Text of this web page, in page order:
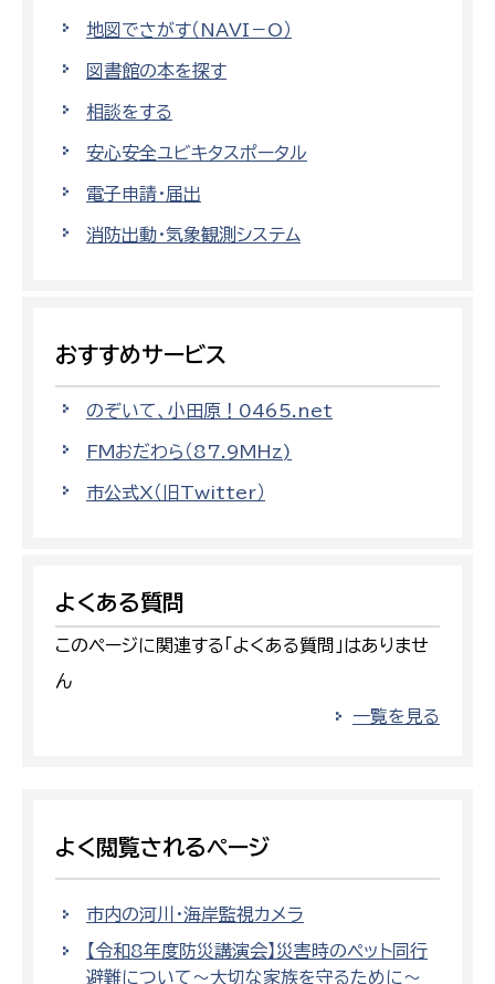
地図でさがす（NAVI－O）
図書館の本を探す
相談をする
安心安全ユビキタスポータル
電子申請・届出
消防出動・気象観測システム
おすすめサービス
のぞいて、小田原！0465.net
FMおだわら（87.9MHz)
市公式X（旧Twitter）
よくある質問
このページに関連する「よくある質問」はありませ
ん
一覧を見る
よく閲覧されるページ
市内の河川・海岸監視カメラ
【令和8年度防災講演会】災害時のペット同行
避難について～大切な家族を守るために～